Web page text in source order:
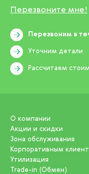
Перезвоните мне!
Перезвоним в
Уточним детали
Рассчитаем
О компании
Акции и скидки
Зона обслуживания
Корпоративным
Утилизация
Trade-in (Обмен)